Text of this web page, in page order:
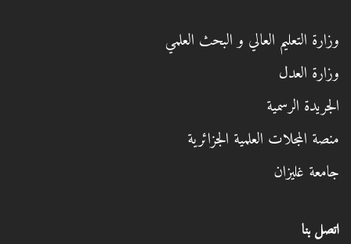
وزارة التعليم العالي و البحث العلمي
وزارة العدل
الجريدة الرسمية
منصة المجلات العلمية الجزائرية
جامعة غليزان
اتصل بنا